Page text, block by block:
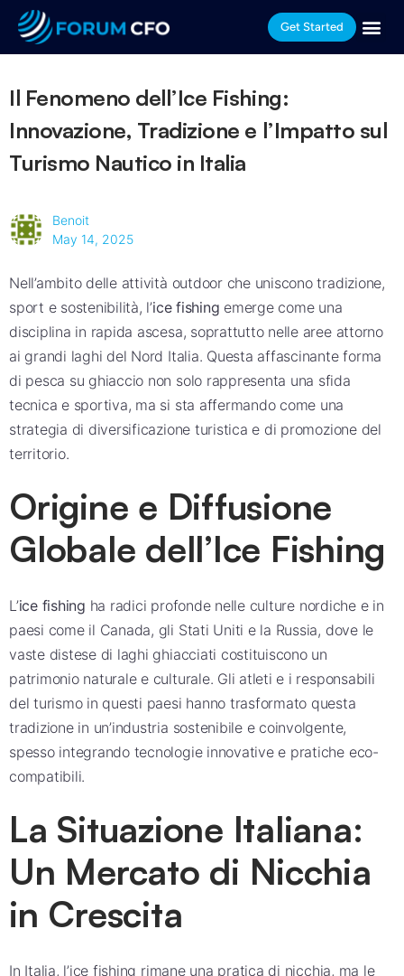
Get Started
Il Fenomeno dell’Ice Fishing:
Innovazione, Tradizione e l’Impatto sul
Turismo Nautico in Italia
Benoit
May 14, 2025
Nell’ambito delle attività outdoor che uniscono tradizione,
sport e sostenibilità, l’ice fishing emerge come una
disciplina in rapida ascesa, soprattutto nelle aree attorno
ai grandi laghi del Nord Italia. Questa affascinante forma
di pesca su ghiaccio non solo rappresenta una sfida
tecnica e sportiva, ma si sta affermando come una
strategia di diversificazione turistica e di promozione del
territorio.
Origine e Diffusione
Globale dell’Ice Fishing
L’ice fishing ha radici profonde nelle culture nordiche e in
paesi come il Canada, gli Stati Uniti e la Russia, dove le
vaste distese di laghi ghiacciati costituiscono un
patrimonio naturale e culturale. Gli atleti e i responsabili
del turismo in questi paesi hanno trasformato questa
tradizione in un’industria sostenibile e coinvolgente,
spesso integrando tecnologie innovative e pratiche eco-
compatibili.
La Situazione Italiana:
Un Mercato di Nicchia
in Crescita
In Italia, l’ice fishing rimane una pratica di nicchia, ma le